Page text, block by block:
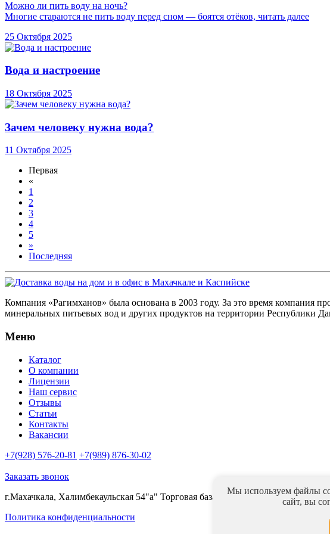
Можно ли пить воду на ночь?
Многие стараются не пить воду перед сном — боятся отёков, читать далее
25 Октября 2025
Вода и настроение
18 Октября 2025
Зачем человеку нужна вода?
11 Октября 2025
Первая
«
1
2
3
4
5
»
Последняя
Компания «Рагимханов» была основана в 2003 году. За это время компания
минеральных питьевых вод и других продуктов на территории Республики
Меню
Каталог
О компании
Лицензии
Наш сервис
Отзывы
Статьи
Контакты
Вакансии
+7(928) 576-20-81 +7(989) 876-30-02
Заказать звонок
г.Махачкала, Халимбекаульская 54"а" Торговая база "Океан плюс"
Политика конфиденциальности
Мы используем файлы
сайт, вы